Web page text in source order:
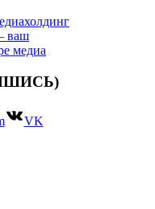
ваш
медиа
VK